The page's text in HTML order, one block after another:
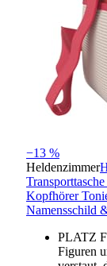
−13 %
Heldenzimmer
Kopfhörer
Namensschild
PLATZ
Figuren